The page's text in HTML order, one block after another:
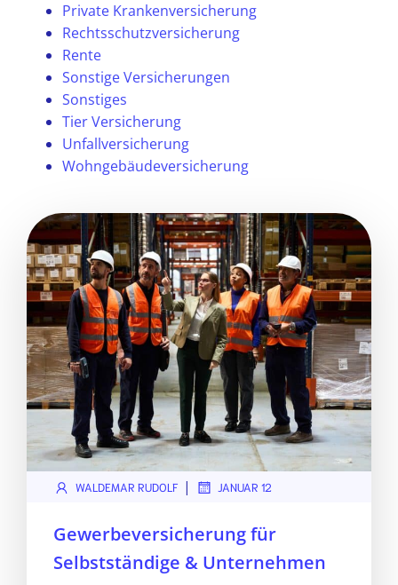
Private Krankenversicherung
Rechtsschutzversicherung
Rente
Sonstige Versicherungen
Sonstiges
Tier Versicherung
Unfallversicherung
Wohngebäudeversicherung
WALDEMAR RUDOLF | JANUAR 12
Gewerbeversicherung für
Selbstständige & Unternehmen